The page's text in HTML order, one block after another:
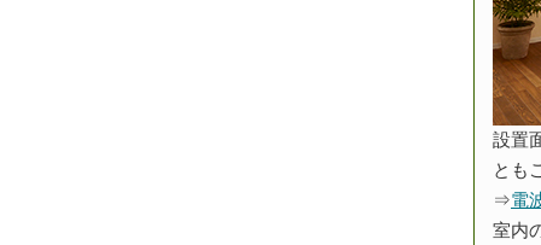
設置
とも
⇒電
室内